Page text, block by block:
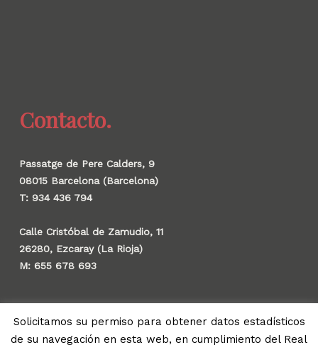
Contacto.
Passatge de Pere Calders, 9
08015 Barcelona (Barcelona)
T: 934 436 794
Calle Cristóbal de Zamudio, 11
26280, Ezcaray (La Rioja)
M: 655 678 693
© 2026 Gauzak.
Solicitamos su permiso para obtener datos estadísticos
de su navegación en esta web, en cumplimiento del Real